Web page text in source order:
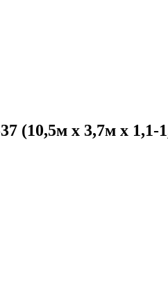
(10,5м х 3,7м х 1,1-